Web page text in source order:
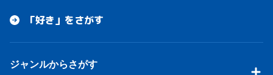
「好き」をさがす
ジャンルからさがす